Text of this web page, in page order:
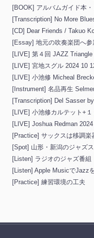
[BOOK] アルバムガイド本
[Transcription] No More
[CD] Dear Friends / Takuo
[Essay] 地元の吹奏楽団へ参
[LIVE] 第４回 JAZZ Triangle
[LIVE] 宮地スグル 2024 10
[LIVE] 小池修 Micheal
[Instrument] 名品再生
[Transcription] Del Sasser
[LIVE] 小池修カルテット+
[LIVE] Joshua Redman
[Practice] サックスは移調楽
[Spot] 山形・新潟のジャズ
[Listen] ラジオのジャズ番組
[Listen] Apple MusicでJazz
[Practice] 練習環境の工夫